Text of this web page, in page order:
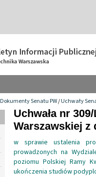
Dokumenty Senatu PW/Uchwały
Uchwała nr
Warszawskiej z
w sprawie ustalenia
prowadzonych na
poziomu Polskiej Ramy
ukończenia studiów